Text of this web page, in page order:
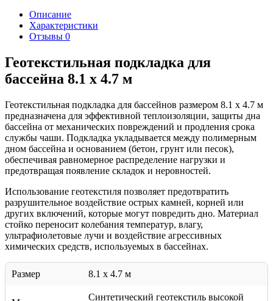
Описание
Характеристики
Отзывы 0
Геотекстильная подкладка для
бассейна 8.1 х 4.7 м
Геотекстильная подкладка для бассейнов размером 8.1 х 4.7 м
предназначена для эффективной теплоизоляции, защиты дна
бассейна от механических повреждений и продления срока
службы чаши. Подкладка укладывается между полимерным
дном бассейна и основанием (бетон, грунт или песок),
обеспечивая равномерное распределение нагрузки и
предотвращая появление складок и неровностей.
Использование геотекстиля позволяет предотвратить
разрушительное воздействие острых камней, корней или
других включений, которые могут повредить дно. Материал
стойко переносит колебания температур, влагу,
ультрафиолетовые лучи и воздействие агрессивных
химических средств, используемых в бассейнах.
Размер 8.1 х 4.7 м
Синтетический геотекстиль высокой